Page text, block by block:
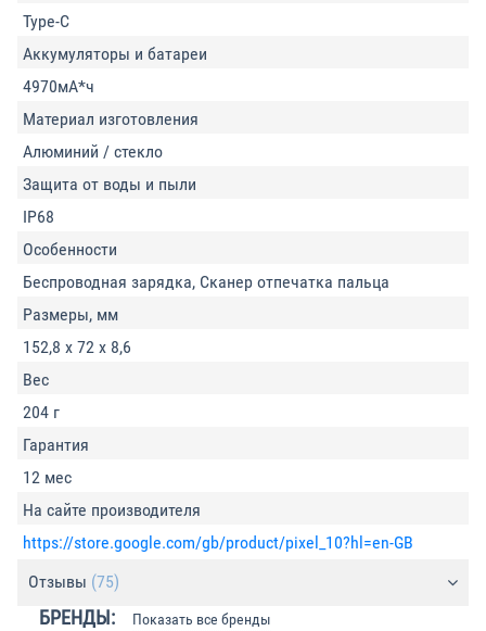
Type-C
Аккумуляторы и батареи
4970мА*ч
Материал изготовления
Алюминий / стекло
Защита от воды и пыли
IP68
Особенности
Беспроводная зарядка, Сканер отпечатка пальца
Размеры, мм
152,8 х 72 х 8,6
Вес
204 г
Гарантия
12 мес
На сайте производителя
https://store.google.com/gb/product/pixel_10?hl=en-GB
Отзывы (75)
БРЕНДЫ: Показать все бренды